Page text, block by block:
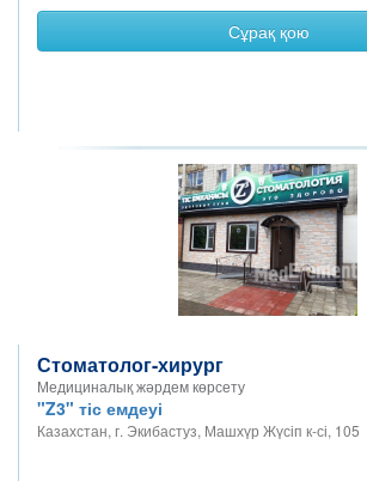
Сұрақ қою
Стоматолог-хирург
Медициналық жәрдем көрсету
"Z3" тіс емдеуі
Казахстан, г. Экибастуз, Машхүр Жүсіп к-сі, 105